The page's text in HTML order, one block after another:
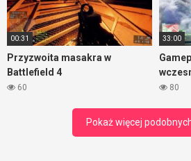
00:31
Przyzwoita masakra w
Battlefield 4
60
33:00
80
Pokaż więcej